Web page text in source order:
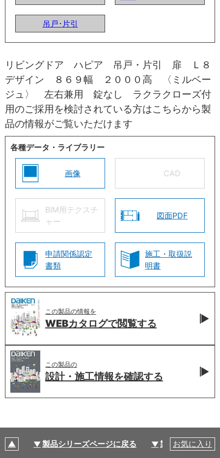
吊戸･片引
リビングドア ハピア 吊戸・片引 扉 Ｌ８
デザイン ８６９幅 ２０００高 〈ミルベー
ジュ〉 左右兼用 錠なし ラクラクローズ付
用のご採用を検討されている方はこちらから製
品の情報がご覧いただけます
各種データ・ライブラリー
画像 CAD
BIM用テクスチ
ャー
図面PDF
申請関係認定
書類
施工・取扱説
明書
この製品の情報を
WEBカタログで閲覧する
この製品の
設計・施工情報を確認する
製品シリーズページに戻る 製品仕様
お気に入り